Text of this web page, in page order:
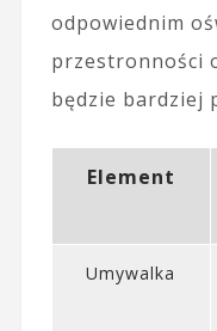
odpowiednim
przestronności
będzie bardziej
Element
Umywalka